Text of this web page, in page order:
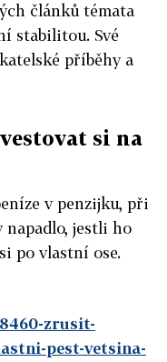
článků témata
stabilitou. Své
příběhy a
si na
v penzijku, při
napadlo, jestli ho
po vlastní ose.
zrusit-
pest-vetsina-